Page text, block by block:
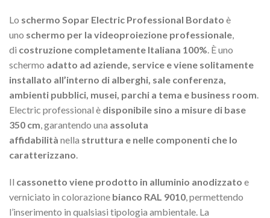
Lo schermo Sopar Electric Professional Bordato è
uno schermo per la videoproiezione professionale
di costruzione completamente Italiana 100% . È uno
schermo adatto ad aziende, service e viene solitamente
installato all’interno di alberghi, sale conferenza,
ambienti pubblici, musei, parchi a tema e business room
Electric professional è disponibile sino a misure di base
350 cm , garantendo una assoluta
affidabilità nella struttura e nelle componenti che lo
caratterizzano
Il cassonetto viene prodotto in alluminio anodizzato e
verniciato in colorazione bianco RAL 9010 , permettendo
l’inserimento in qualsiasi tipologia ambientale. La